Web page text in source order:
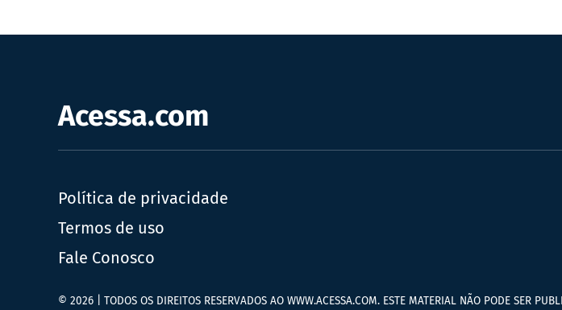
Acessa.com
Política de privacidade
Termos de uso
Fale Conosco
© 2026 | TODOS OS DIREITOS RESERVADOS AO WWW.ACESSA.COM. ESTE MATERIAL NÃO PODE SER